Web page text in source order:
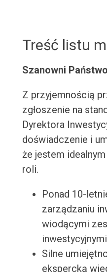
Treść listu
Szanowni
Z przyjemnością
zgłoszenie na
Dyrektora
doświadczenie i
że jestem
roli.
Ponad 10-
zarządzaniu
wiodącymi
Silne
ekspercką